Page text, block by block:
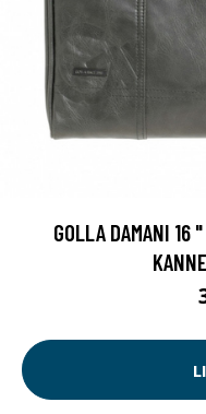
GOLLA DAMANI 16